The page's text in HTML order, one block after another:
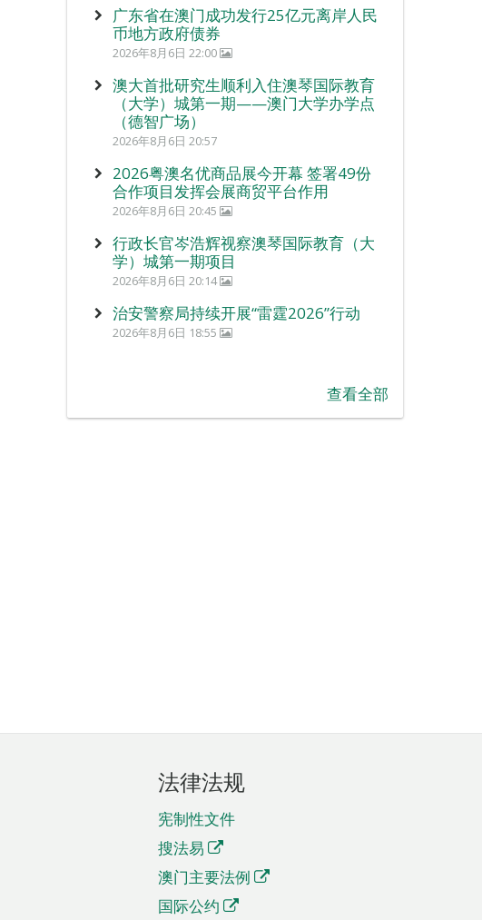
广东省在澳门成功发行25亿元离岸人民
币地方政府债券
2026年8月6日 22:00
澳大首批研究生顺利入住澳琴国际教育
（大学）城第一期——澳门大学办学点
（德智广场）
2026年8月6日 20:57
2026粤澳名优商品展今开幕 签署49份
合作项目发挥会展商贸平台作用
2026年8月6日 20:45
行政长官岑浩辉视察澳琴国际教育（大
学）城第一期项目
2026年8月6日 20:14
治安警察局持续开展“雷霆2026”行动
2026年8月6日 18:55
查看全部
法律法规
宪制性文件
搜法易
澳门主要法例
国际公约